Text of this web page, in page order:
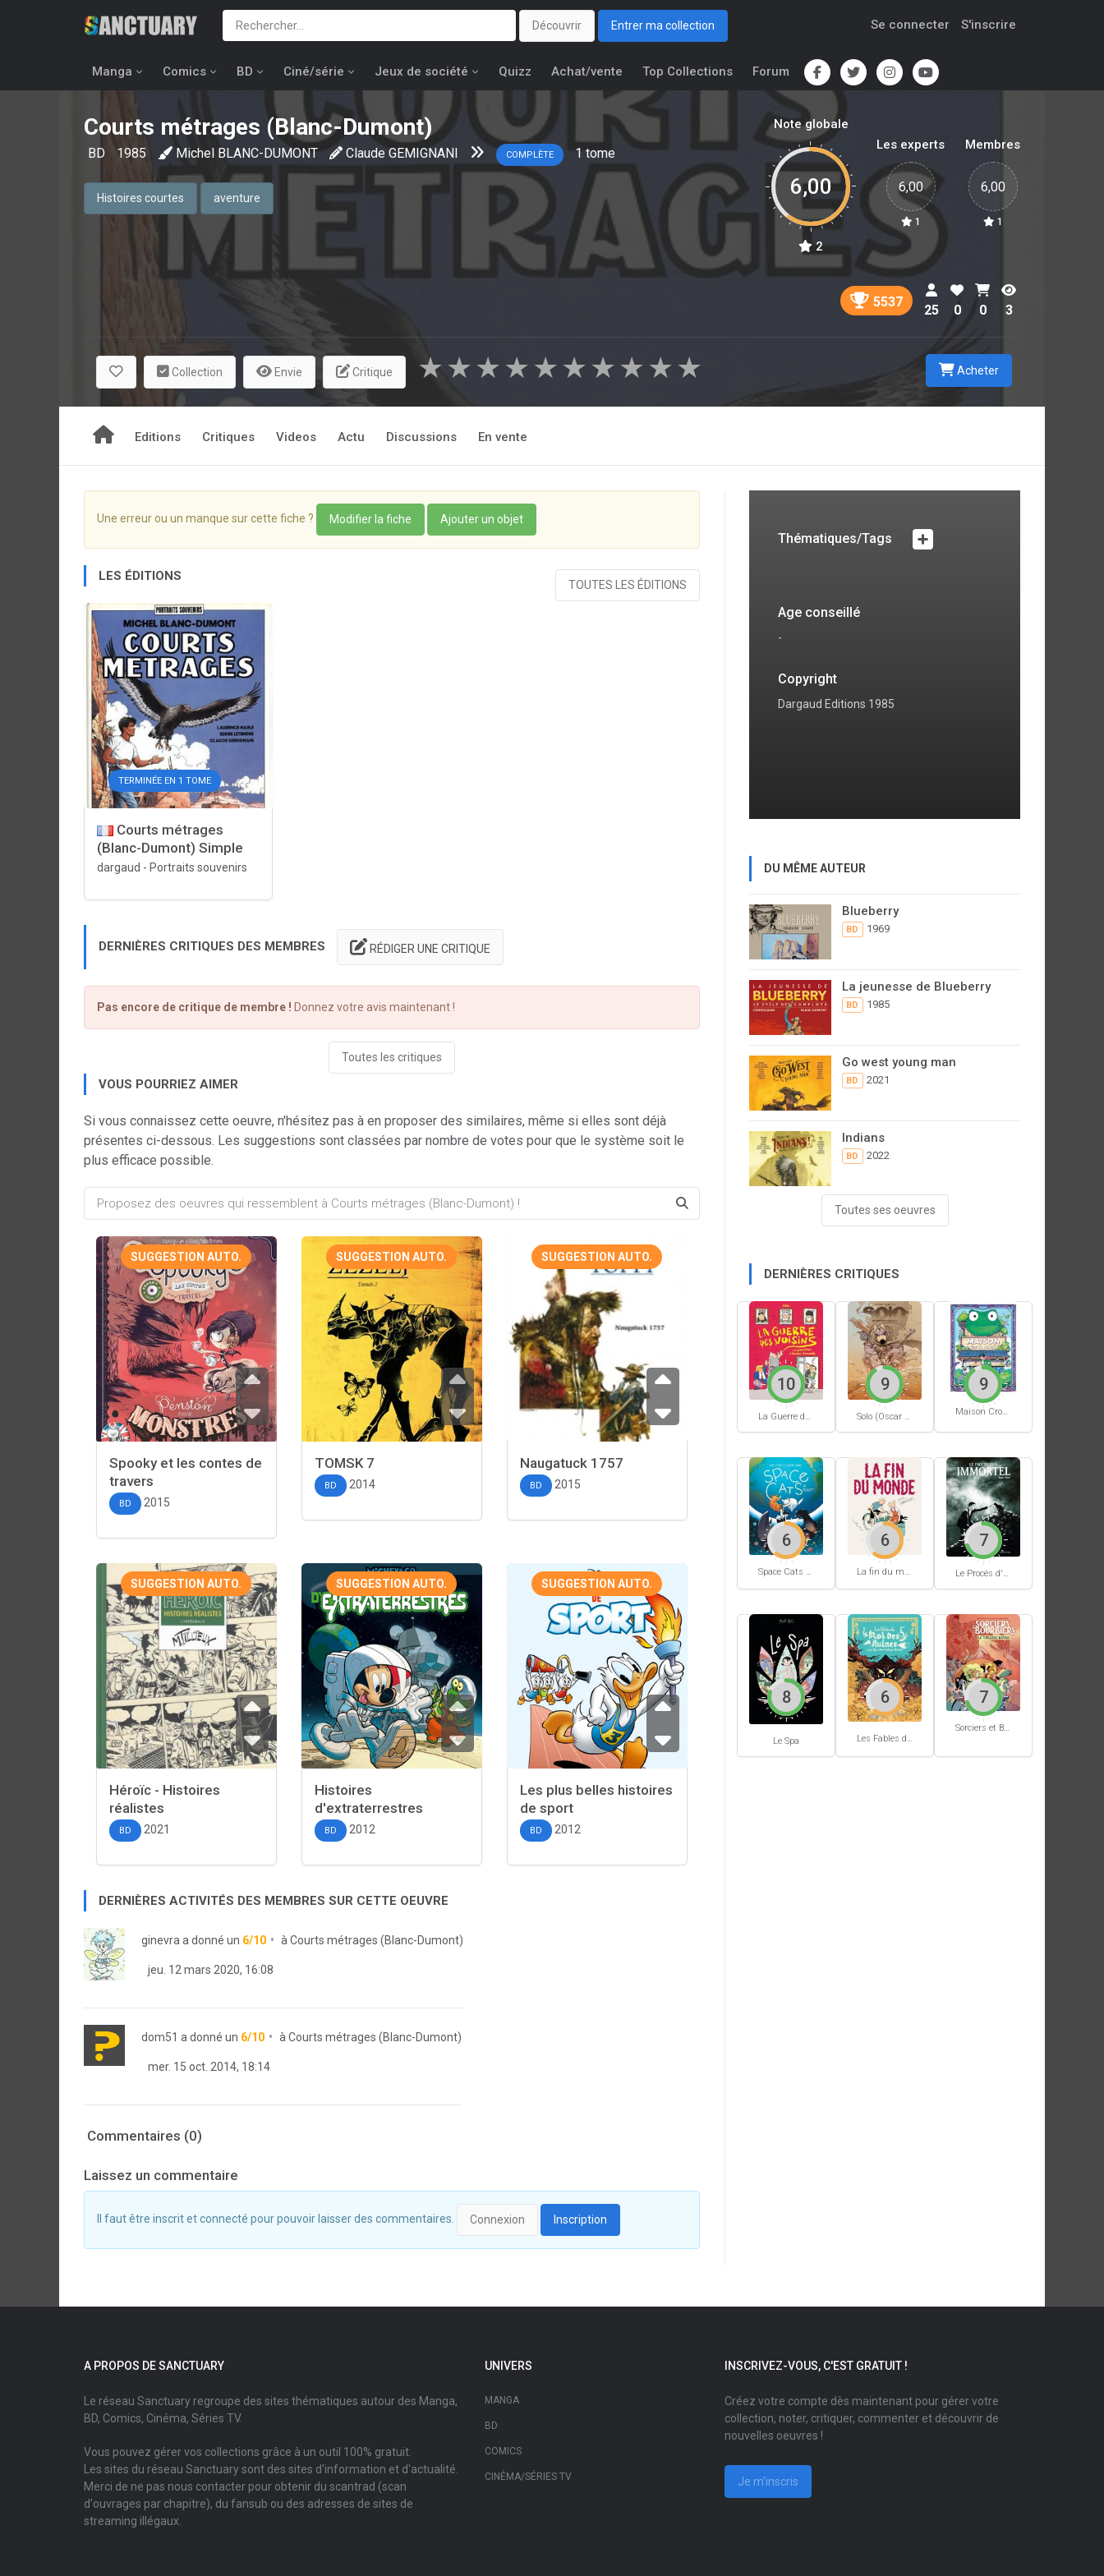
Découvrir Entrer ma collection Se connecter S'inscrire
Manga Comics BD Ciné/série Jeux de société Quizz Achat/vente Top Collections Forum
Courts métrages (Blanc-Dumont)
BD 1985 Michel BLANC-DUMONT Claude GEMIGNANI COMPLÈTE 1tome
Histoires courtes aventure
Note globale
6,00
2
Les experts
6,00
1
Membres
6,00
1
5537
25 0 0 3
Collection Envie Critique ★
★
★
★
★
★
★
★
★
★ Acheter
Editions Critiques Videos Actu Discussions En vente
Une erreur ou un manque sur cette fiche ? Modifier la fiche Ajouter un objet
LES ÉDITIONS
TOUTES LES ÉDITIONS
TERMINÉE EN 1 TOME
Courts métrages
(Blanc-Dumont) Simple
dargaud - Portraits souvenirs
DERNIÈRES CRITIQUES DES MEMBRES RÉDIGER UNE CRITIQUE
Pas encore de critique de membre ! Donnez votre avis maintenant !
Toutes les critiques
VOUS POURRIEZ AIMER
Si vous connaissez cette oeuvre, n'hésitez pas à en proposer des similaires, même si elles sont déjà
présentes ci-dessous. Les suggestions sont classées par nombre de votes pour que le système soit le
plus efficace possible.
SUGGESTION AUTO.
Spooky et les contes de
travers
BD 2015
SUGGESTION AUTO.
TOMSK 7
BD 2014
SUGGESTION AUTO.
Naugatuck 1757
BD 2015
SUGGESTION AUTO.
Héroïc - Histoires
réalistes
BD 2021
SUGGESTION AUTO.
Histoires
d'extraterrestres
BD 2012
SUGGESTION AUTO.
Les plus belles histoires
de sport
BD 2012
DERNIÈRES ACTIVITÉS DES MEMBRES SUR CETTE OEUVRE
ginevra a donné un 6/10 à Courts métrages (Blanc-Dumont)
jeu. 12 mars 2020, 16:08
dom51 a donné un 6/10 à Courts métrages (Blanc-Dumont)
mer. 15 oct. 2014, 18:14
Commentaires (0)
Laissez un commentaire
Il faut être inscrit et connecté pour pouvoir laisser des commentaires. Connexion Inscription
Thématiques/Tags
Age conseillé
-
Copyright
Dargaud Editions 1985
DU MÊME AUTEUR
Blueberry
BD 1969
La jeunesse de Blueberry
BD 1985
Go west young man
BD 2021
Indians
BD 2022
Toutes ses oeuvres
DERNIÈRES CRITIQUES
La Guerre des voisins
10
Solo (Oscar Martin) #1
9
Maison Croâ Croâ
9
Space Cats #1
6
La fin du monde (Stanislas)
6 7
Le Spa
8
Les Fables du Roi des Aulnes
6
Sorciers et Bourbiers #1
7
A PROPOS DE SANCTUARY
Le réseau Sanctuary regroupe des sites thématiques autour des Manga,
BD, Comics, Cinéma, Séries TV.
Vous pouvez gérer vos collections grâce à un outil 100% gratuit.
Les sites du réseau Sanctuary sont des sites d'information et d'actualité.
Merci de ne pas nous contacter pour obtenir du scantrad (scan
d'ouvrages par chapitre), du fansub ou des adresses de sites de
streaming illégaux.
UNIVERS
MANGA
BD
COMICS
CINÉMA/SÉRIES TV
INSCRIVEZ-VOUS, C'EST GRATUIT !
Créez votre compte dès maintenant pour gérer votre
collection, noter, critiquer, commenter et découvrir de
nouvelles oeuvres !
Je m'inscris